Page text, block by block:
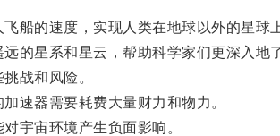
的速度，实现人类在地球以外的星球
星系和星云，帮助科学家们更深入地了
战和风险。
器需要耗费大量财力和物力。
宇宙环境产生负面影响。